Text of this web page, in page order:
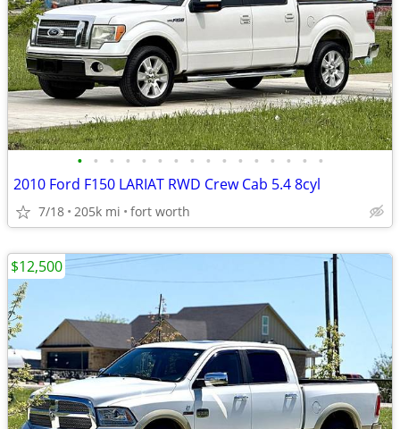
• • • • • • • • • • • • • • • •
2010 Ford F150 LARIAT RWD Crew Cab 5.4 8cyl
7/18 205k mi fort worth
$12,500